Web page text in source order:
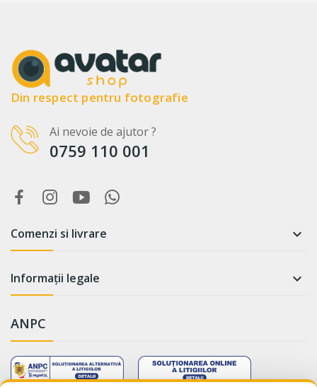
WhatsApp
Din respect pentru fotografie
Ai nevoie de ajutor ?
0759 110 001
Comenzi si livrare 
Informații legale 
ANPC